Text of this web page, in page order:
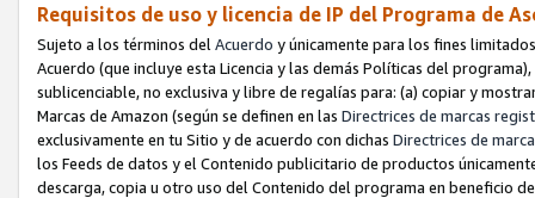
Requisitos de uso y licencia de IP del Programa de
Sujeto a los términos del Acuerdo y únicamente para los fines
Acuerdo (que incluye esta Licencia y las demás Políticas del
sublicenciable, no exclusiva y libre de regalías para: (a) copiar y
Marcas de Amazon (según se definen en las Directrices de marcas
exclusivamente en tu Sitio y de acuerdo con dichas Directrices de
los Feeds de datos y el Contenido publicitario de productos
descarga, copia u otro uso del Contenido del programa en beneficio